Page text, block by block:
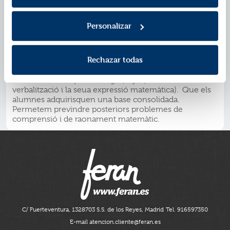
Personalizar
Rechazar todas
comunicativa. Que aprendre siga un desafiament.
Fomentem la curiositat del xiquet i l#anàlisi d#una
mateixa realitat des de diferents punts de vista. Que
siguen conscients del seu aprenentatge. Establim
aprenen millor, com se senten aprenent#). Que
verbalització i la seua expressió matemàtica). Que els
alumnes adquirisquen una base consolidada.
Permetem previndre posteriors problemes de
comprensió i de raonament matemàtic.
C/ Fuerteventura, 1328703 S.S. de los Reyes, Madrid Tel. 916597350
E-mail atencion.cliente@feran.es